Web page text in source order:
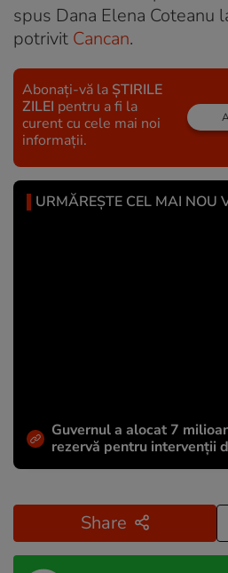
spus Dana Elena Coteanu
potrivit Cancan.
Abonați-vă la ȘTIRILE
ZILEI pentru a fi la
curent cu cele mai noi
informații.
URMĂREȘTE CEL MAI NOU
Guvernul a alocat 7
rezervă pentru intervenții
Share